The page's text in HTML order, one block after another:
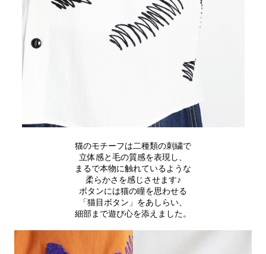
猫のモチーフは二種類の刺繍で
立体感と毛の質感を表現し、
まるで本物に触れているような
柔らかさを感じさせます♪
ボタンには猫の瞳を思わせる
「猫目ボタン」をあしらい、
細部まで遊び心を添えました。